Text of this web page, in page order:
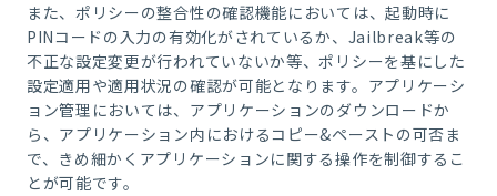
また、ポリシーの整合性の確認機能においては、起動時に
PINコードの入力の有効化がされているか、 Jailbreak等の
不正な設定変更が行われていないか等、ポリシーを基にした
設定適用や適用状況の確認が可能となります。アプリケーシ
ョン管理においては、アプリケーションのダウンロードか
ら、アプリケーション内におけるコピー&ペーストの可否ま
で、きめ細かくアプリケーションに関する操作を制御するこ
とが可能です。